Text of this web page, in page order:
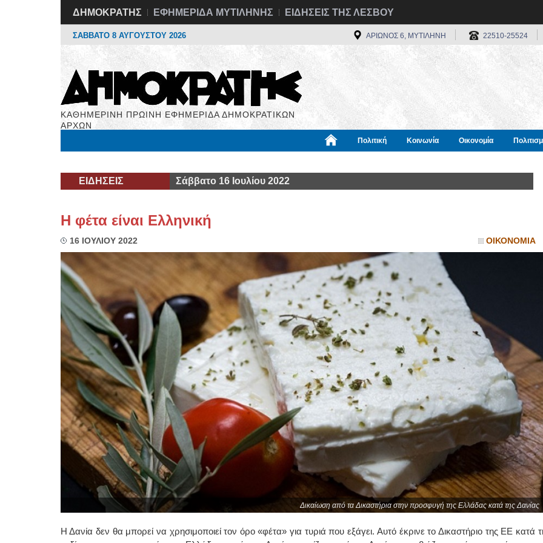
ΔΗΜΟΚΡΑΤΗΣ ΕΦΗΜΕΡΙΔΑ ΜΥΤΙΛΗΝΗΣ ΕΙΔΗΣΕΙΣ ΤΗΣ ΛΕΣΒΟΥ
ΣΑΒΒΑΤΟ 8 ΑΥΓΟΥΣΤΟΥ 2026 ΑΡΙΩΝΟΣ 6, ΜΥΤΙΛΗΝΗ 22510-25524
ΚΑΘΗΜΕΡΙΝΗ ΠΡΩΙΝΗ ΕΦΗΜΕΡΙΔΑ ΔΗΜΟΚΡΑΤΙΚΩΝ
ΑΡΧΩΝ
Πολιτική Κοινωνία Οικονομία
ΕΙΔΗΣΕΙΣ Σάββατο 16 Ιουλίου 2022
Η φέτα είναι Ελληνική
16 ΙΟΥΛΙΟΥ 2022 ΟΙΚΟΝΟΜΙΑ
Δικαίωση από τα Δικαστήρια στην προσφυγή της Ελλάδας κατά της Δανίας
Η Δανία δεν θα μπορεί να χρησιμοποιεί τον όρο «φέτα» για τυριά που εξάγει. Αυτό έκρινε το Δικαστήριο της ΕΕ κατά